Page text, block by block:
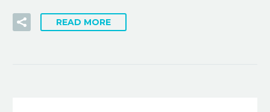
READ MORE